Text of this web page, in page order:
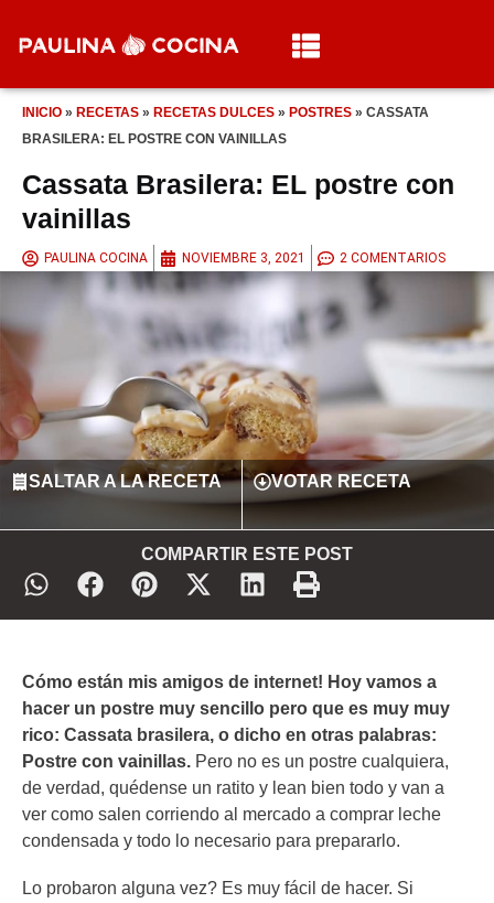
INICIO » RECETAS » RECETAS DULCES » POSTRES » CASSATA
BRASILERA: EL POSTRE CON VAINILLAS
Cassata Brasilera: EL postre con
vainillas
PAULINA COCINA NOVIEMBRE 3, 2021 2 COMENTARIOS
SALTAR A LA RECETA VOTAR RECETA
COMPARTIR ESTE POST
Cómo están mis amigos de internet! Hoy vamos a
hacer un postre muy sencillo pero que es muy muy
rico: Cassata brasilera, o dicho en otras palabras:
Postre con vainillas. Pero no es un postre cualquiera,
de verdad, quédense un ratito y lean bien todo y van a
ver como salen corriendo al mercado a comprar leche
condensada y todo lo necesario para prepararlo.
Lo probaron alguna vez? Es muy fácil de hacer. Si